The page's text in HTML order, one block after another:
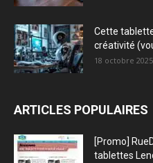
Cette
créativité
18 octobre 2025
ARTICLES POPULAIRES
[Promo]
tablettes